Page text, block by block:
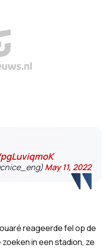
May 11, 2022
reageerde fel op de
in een stadion, ze